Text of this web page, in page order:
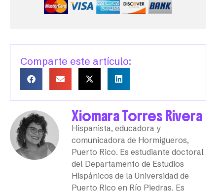
Comparte este artículo:
Xiomara Torres Rivera
Hispanista, educadora y
comunicadora de Hormigueros,
Puerto Rico. Es estudiante doctoral
del Departamento de Estudios
Hispánicos de la Universidad de
Puerto Rico en Río Piedras. Es